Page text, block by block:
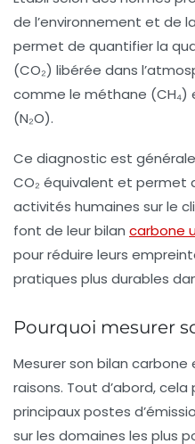
de l’environnement et de
permet de quantifier la
(CO₂) libérée dans
comme le méthane (CH₄)
(N₂O).
Ce diagnostic est
CO₂ équivalent et permet
activités humaines sur le
font de leur bilan carbone
pour réduire leurs
pratiques plus durables
Pourquoi mesurer
Mesurer son bilan
raisons. Tout d’abord,
principaux postes
sur les domaines les plus